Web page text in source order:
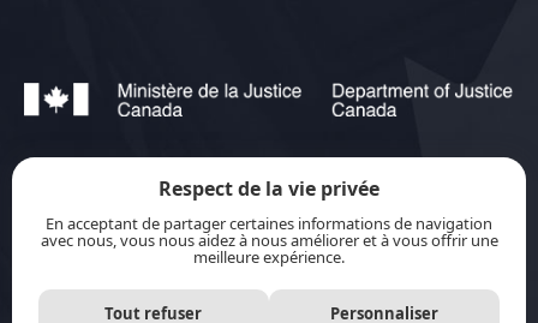
jurisource.ca est financé par le ministère de la
Justice du Canada dans le cadre duPlan
d’action pour les langues officielles 2023-2028 :
Protection-promotion-collaboration.
Respect de la vie privée
En acceptant de partager certaines informations de navigation
avec nous, vous nous aidez à nous améliorer et à vous offrir une
meilleure expérience.
Tout refuser Personnaliser